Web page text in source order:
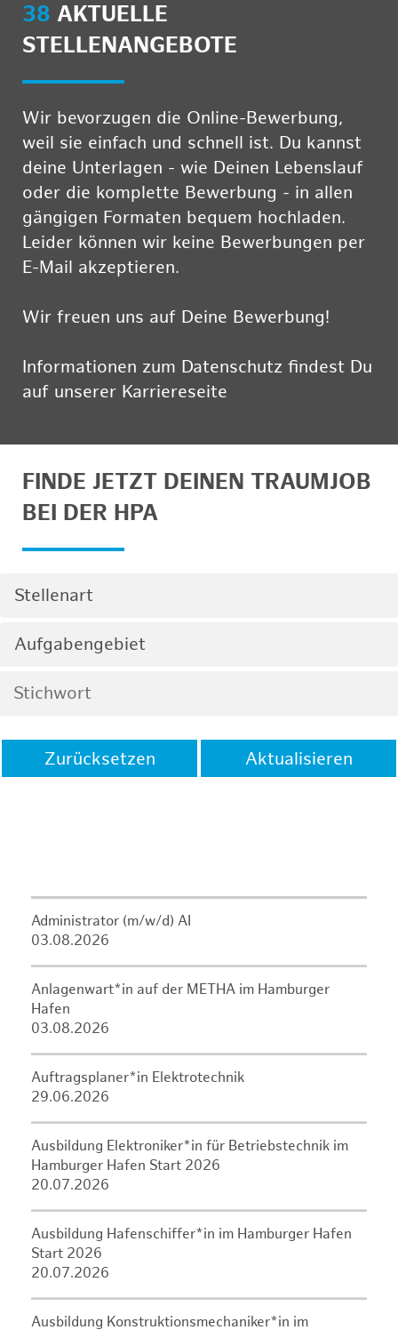
38 AKTUELLE
STELLENANGEBOTE
Wir bevorzugen die Online-Bewerbung,
weil sie einfach und schnell ist. Du kannst
deine Unterlagen - wie Deinen Lebenslauf
oder die komplette Bewerbung - in allen
gängigen Formaten bequem hochladen.
Leider können wir keine Bewerbungen per
E-Mail akzeptieren.
Wir freuen uns auf Deine Bewerbung!
Informationen zum Datenschutz findest Du
auf unserer Karriereseite
FINDE JETZT DEINEN TRAUMJOB
BEI DER HPA
Stellenart
Aufgabengebiet
Zurücksetzen Aktualisieren
Administrator (m/w/d) AI
03.08.2026
Anlagenwart*in auf der METHA im Hamburger
Hafen
03.08.2026
Auftragsplaner*in Elektrotechnik
29.06.2026
Ausbildung Elektroniker*in für Betriebstechnik im
Hamburger Hafen Start 2026
20.07.2026
Ausbildung Hafenschiffer*in im Hamburger Hafen
Start 2026
20.07.2026
Ausbildung Konstruktionsmechaniker*in im